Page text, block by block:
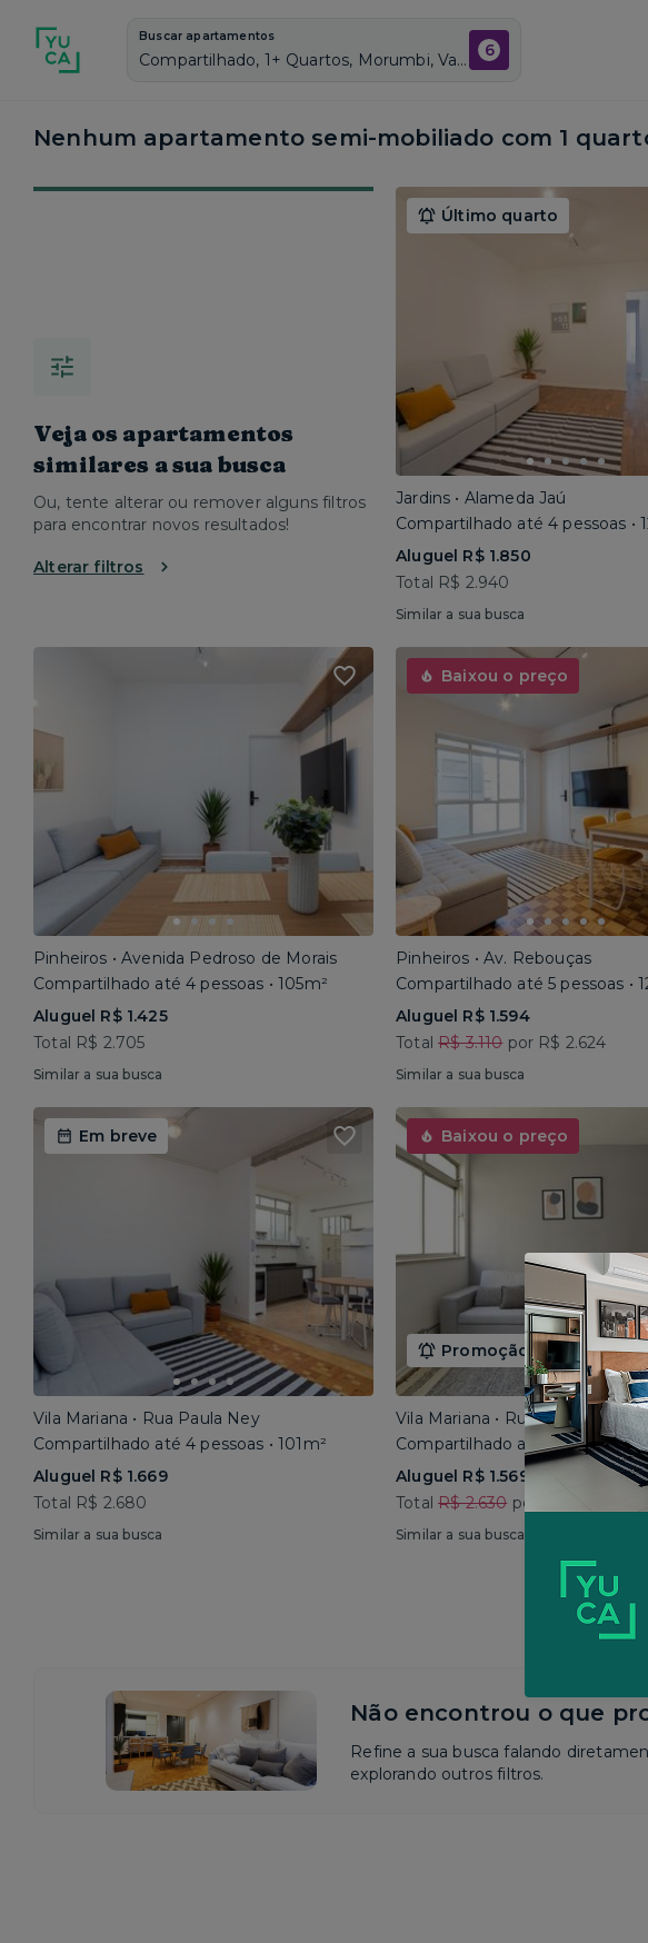
Buscar apartamentos
Compartilhado, 1+ Quartos, Morumbi, Vagas de garagem: Sim, Semi mobiliado, Piscina 6
Nenhum apartamento semi-mobiliado com 1
Veja os apartamentos
similares a sua busca
Ou, tente alterar ou remover alguns filtros
para encontrar novos resultados!
Alterar filtros
Último quarto
Jardins • Alameda Jaú
Compartilhado até 4 pessoas •
Aluguel R$ 1.850
Total R$ 2.940
Similar a sua busca
Pinheiros • Avenida Pedroso de Morais
Compartilhado até 4 pessoas • 105m²
Aluguel R$ 1.425
Total R$ 2.705
Similar a sua busca
Baixou o preço
Pinheiros • Av. Rebouças
Compartilhado até 5 pessoas •
Aluguel R$ 1.594
TotalR$ 3.110por R$ 2.624
Similar a sua busca
Em breve
Vila Mariana • Rua Paula Ney
Compartilhado até 4 pessoas • 101m²
Aluguel R$ 1.669
Total R$ 2.680
Similar a sua busca
Baixou o preço
Promoção até 15/08
Vila Mariana • Rua José do
Compartilhado até 4 pessoas •
Aluguel R$ 1.569
TotalR$ 2.630por R$ 2.625
Similar a sua busca
Não encontrou o que
Refine a sua busca falando
explorando outros filtros.